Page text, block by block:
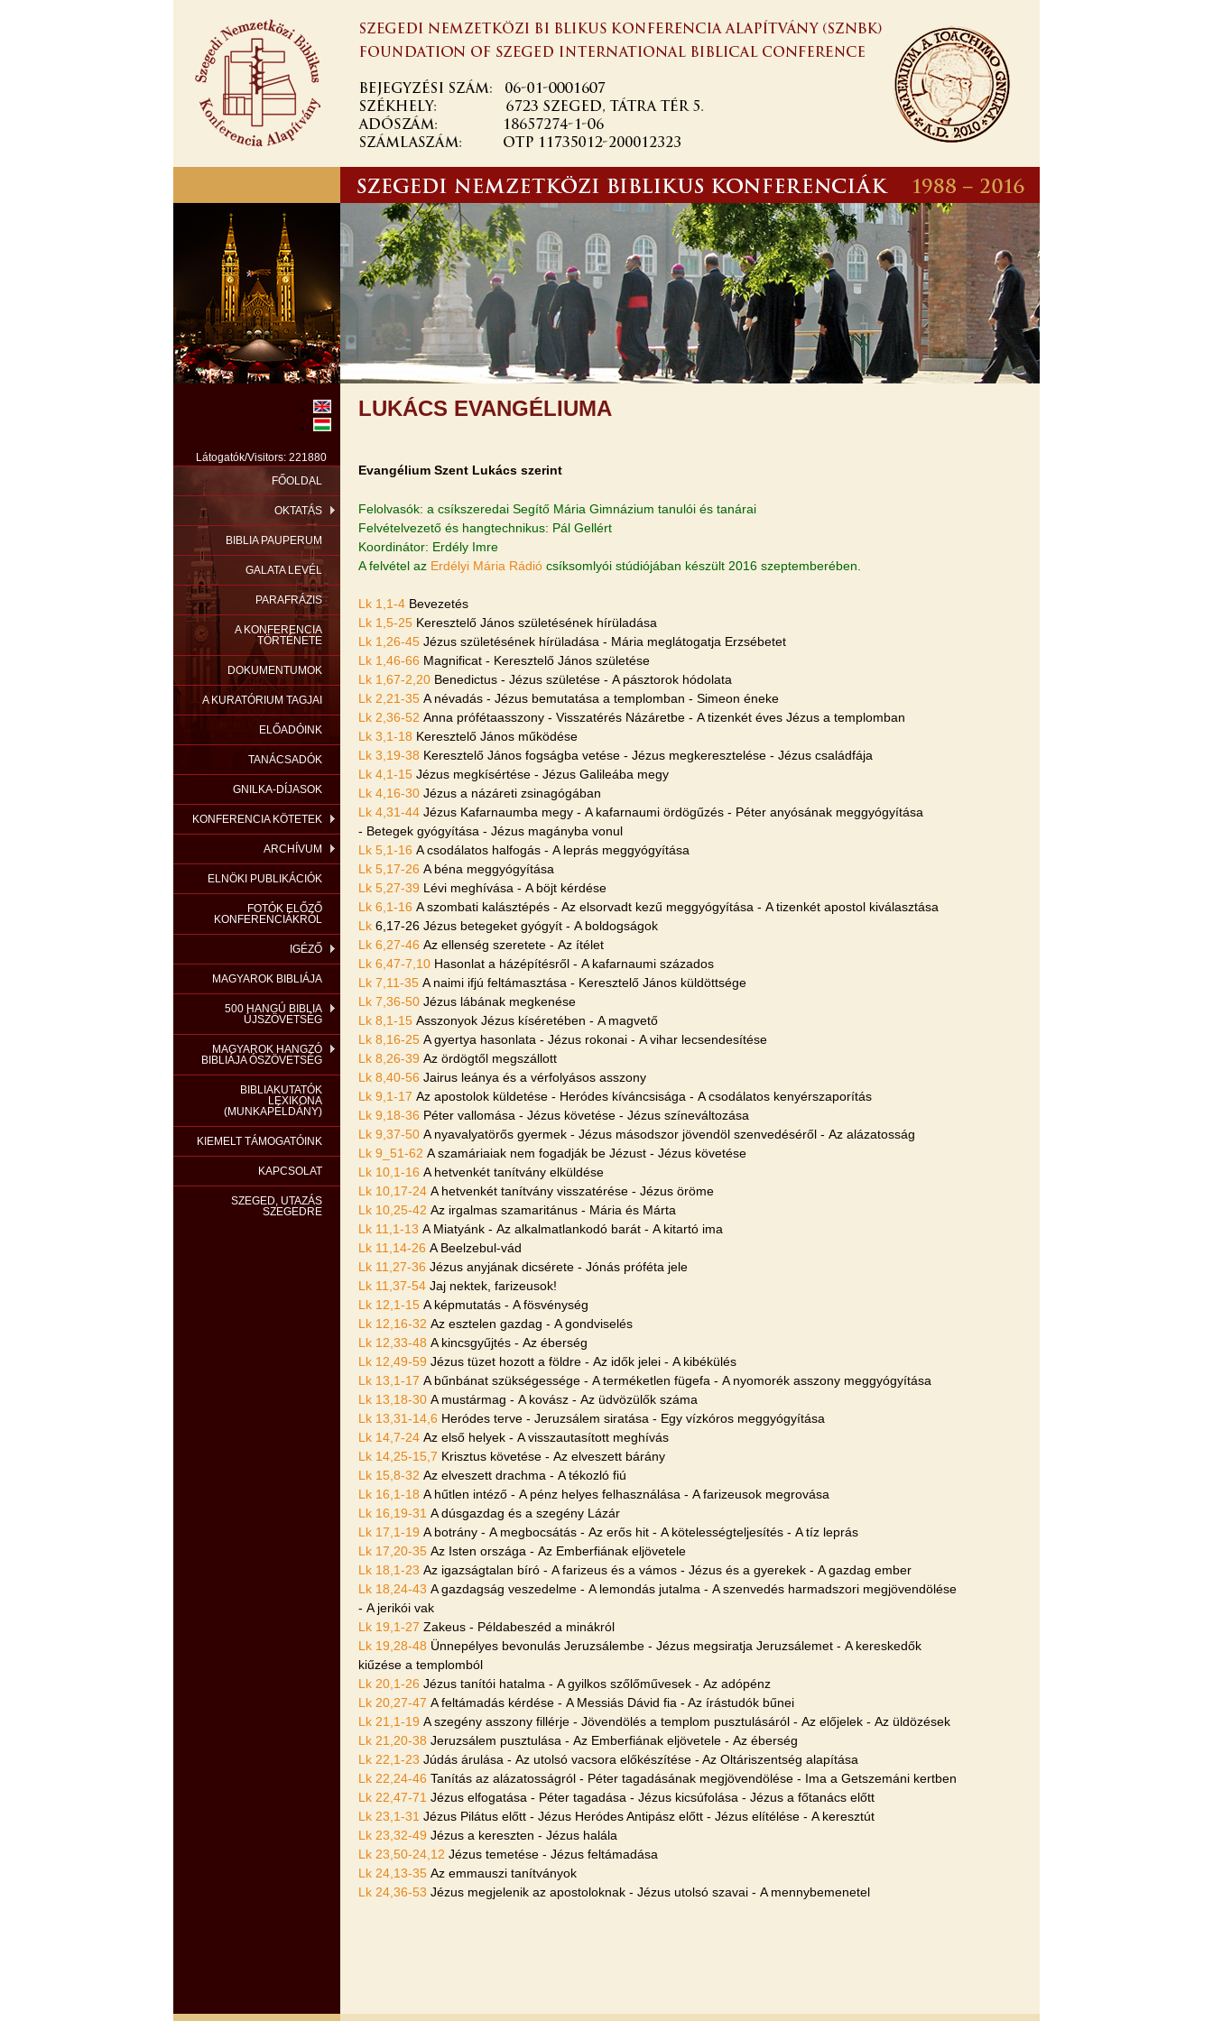
LUKÁCS EVANGÉLIUMA
Evangélium Szent Lukács szerint
Felolvasók: a csíkszeredai Segítő Mária Gimnázium tanulói és tanárai
Felvételvezető és hangtechnikus: Pál Gellért
Koordinátor: Erdély Imre
A felvétel az Erdélyi Mária Rádió csíksomlyói stúdiójában készült 2016 szeptemberében.
Lk 1,1-4 Bevezetés
Lk 1,5-25 Keresztelő János születésének hírüladása
Lk 1,26-45 Jézus születésének hírüladása - Mária meglátogatja Erzsébetet
Lk 1,46-66 Magnificat - Keresztelő János születése
Lk 1,67-2,20 Benedictus - Jézus születése - A pásztorok hódolata
Lk 2,21-35 A névadás - Jézus bemutatása a templomban - Simeon éneke
Lk 2,36-52 Anna prófétaasszony - Visszatérés Názáretbe - A tizenkét éves Jézus a templomban
Lk 3,1-18 Keresztelő János működése
Lk 3,19-38 Keresztelő János fogságba vetése - Jézus megkeresztelése - Jézus családfája
Lk 4,1-15 Jézus megkísértése - Jézus Galileába megy
Lk 4,16-30 Jézus a názáreti zsinagógában
Lk 4,31-44 Jézus Kafarnaumba megy - A kafarnaumi ördögűzés - Péter anyósának meggyógyítása
- Betegek gyógyítása - Jézus magányba vonul
Lk 5,1-16 A csodálatos halfogás - A leprás meggyógyítása
Lk 5,17-26 A béna meggyógyítása
Lk 5,27-39 Lévi meghívása - A böjt kérdése
Lk 6,1-16 A szombati kalásztépés - Az elsorvadt kezű meggyógyítása - A tizenkét apostol kiválasztása
Lk 6,17-26 Jézus betegeket gyógyít - A boldogságok
Lk 6,27-46 Az ellenség szeretete - Az ítélet
Lk 6,47-7,10 Hasonlat a házépítésről - A kafarnaumi százados
Lk 7,11-35 A naimi ifjú feltámasztása - Keresztelő János küldöttsége
Lk 7,36-50 Jézus lábának megkenése
Lk 8,1-15 Asszonyok Jézus kíséretében - A magvető
Lk 8,16-25 A gyertya hasonlata - Jézus rokonai - A vihar lecsendesítése
Lk 8,26-39 Az ördögtől megszállott
Lk 8,40-56 Jairus leánya és a vérfolyásos asszony
Lk 9,1-17 Az apostolok küldetése - Heródes kíváncsisága - A csodálatos kenyérszaporítás
Lk 9,18-36 Péter vallomása - Jézus követése - Jézus színeváltozása
Lk 9,37-50 A nyavalyatörős gyermek - Jézus másodszor jövendöl szenvedéséről - Az alázatosság
Lk 9_51-62 A szamáriaiak nem fogadják be Jézust - Jézus követése
Lk 10,1-16 A hetvenkét tanítvány elküldése
Lk 10,17-24 A hetvenkét tanítvány visszatérése - Jézus öröme
Lk 10,25-42 Az irgalmas szamaritánus - Mária és Márta
Lk 11,1-13 A Miatyánk - Az alkalmatlankodó barát - A kitartó ima
Lk 11,14-26 A Beelzebul-vád
Lk 11,27-36 Jézus anyjának dicsérete - Jónás próféta jele
Lk 11,37-54 Jaj nektek, farizeusok!
Lk 12,1-15 A képmutatás - A fösvénység
Lk 12,16-32 Az esztelen gazdag - A gondviselés
Lk 12,33-48 A kincsgyűjtés - Az éberség
Lk 12,49-59 Jézus tüzet hozott a földre - Az idők jelei - A kibékülés
Lk 13,1-17 A bűnbánat szükségessége - A terméketlen fügefa - A nyomorék asszony meggyógyítása
Lk 13,18-30 A mustármag - A kovász - Az üdvözülők száma
Lk 13,31-14,6 Heródes terve - Jeruzsálem siratása - Egy vízkóros meggyógyítása
Lk 14,7-24 Az első helyek - A visszautasított meghívás
Lk 14,25-15,7 Krisztus követése - Az elveszett bárány
Lk 15,8-32 Az elveszett drachma - A tékozló fiú
Lk 16,1-18 A hűtlen intéző - A pénz helyes felhasználása - A farizeusok megrovása
Lk 16,19-31 A dúsgazdag és a szegény Lázár
Lk 17,1-19 A botrány - A megbocsátás - Az erős hit - A kötelességteljesítés - A tíz leprás
Lk 17,20-35 Az Isten országa - Az Emberfiának eljövetele
Lk 18,1-23 Az igazságtalan bíró - A farizeus és a vámos - Jézus és a gyerekek - A gazdag ember
Lk 18,24-43 A gazdagság veszedelme - A lemondás jutalma - A szenvedés harmadszori megjövendölése
- A jerikói vak
Lk 19,1-27 Zakeus - Példabeszéd a minákról
Lk 19,28-48 Ünnepélyes bevonulás Jeruzsálembe - Jézus megsiratja Jeruzsálemet - A kereskedők
kiűzése a templomból
Lk 20,1-26 Jézus tanítói hatalma - A gyilkos szőlőművesek - Az adópénz
Lk 20,27-47 A feltámadás kérdése - A Messiás Dávid fia - Az írástudók bűnei
Lk 21,1-19 A szegény asszony fillérje - Jövendölés a templom pusztulásáról - Az előjelek - Az üldözések
Lk 21,20-38 Jeruzsálem pusztulása - Az Emberfiának eljövetele - Az éberség
Lk 22,1-23 Júdás árulása - Az utolsó vacsora előkészítése - Az Oltáriszentség alapítása
Lk 22,24-46 Tanítás az alázatosságról - Péter tagadásának megjövendölése - Ima a Getszemáni kertben
Lk 22,47-71 Jézus elfogatása - Péter tagadása - Jézus kicsúfolása - Jézus a főtanács előtt
Lk 23,1-31 Jézus Pilátus előtt - Jézus Heródes Antipász előtt - Jézus elítélése - A keresztút
Lk 23,32-49 Jézus a kereszten - Jézus halála
Lk 23,50-24,12 Jézus temetése - Jézus feltámadása
Lk 24,13-35 Az emmauszi tanítványok
Lk 24,36-53 Jézus megjelenik az apostoloknak - Jézus utolsó szavai - A mennybemenetel
Látogatók/Visitors: 221880
FŐOLDAL
OKTATÁS
BIBLIA PAUPERUM
GALATA LEVÉL
PARAFRÁZIS
A KONFERENCIA
TÖRTÉNETE
DOKUMENTUMOK
A KURATÓRIUM TAGJAI
ELŐADÓINK
TANÁCSADÓK
GNILKA-DÍJASOK
KONFERENCIA KÖTETEK
ARCHÍVUM
ELNÖKI PUBLIKÁCIÓK
FOTÓK ELŐZŐ
KONFERENCIÁKRÓL
IGÉZŐ
MAGYAROK BIBLIÁJA
500 HANGÚ BIBLIA
ÚJSZÖVETSÉG
MAGYAROK HANGZÓ
BIBLIÁJA ÓSZÖVETSÉG
BIBLIAKUTATÓK
LEXIKONA
(MUNKAPÉLDÁNY)
KIEMELT TÁMOGATÓINK
KAPCSOLAT
SZEGED, UTAZÁS
SZEGEDRE